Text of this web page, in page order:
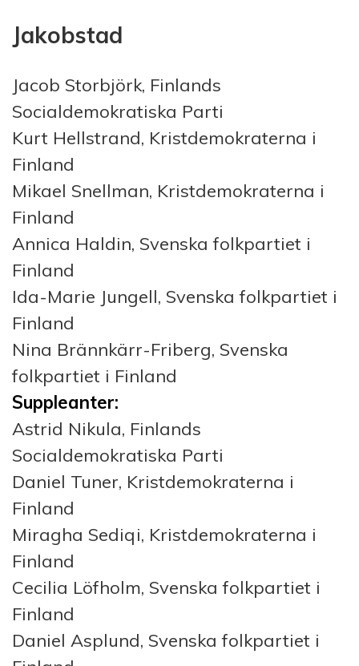
Jakobstad
Jacob Storbjörk, Finlands
Socialdemokratiska Parti
Kurt Hellstrand, Kristdemokraterna i
Finland
Mikael Snellman, Kristdemokraterna i
Finland
Annica Haldin, Svenska folkpartiet i
Finland
Ida-Marie Jungell, Svenska folkpartiet i
Finland
Nina Brännkärr-Friberg, Svenska
folkpartiet i Finland
Suppleanter:
Astrid Nikula, Finlands
Socialdemokratiska Parti
Daniel Tuner, Kristdemokraterna i
Finland
Miragha Sediqi, Kristdemokraterna i
Finland
Cecilia Löfholm, Svenska folkpartiet i
Finland
Daniel Asplund, Svenska folkpartiet i